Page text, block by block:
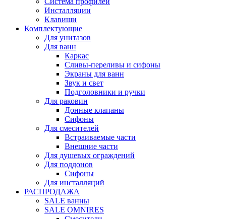
Инсталляции
Клавиши
Комплектующие
Для унитазов
Для ванн
Каркас
Сливы-переливы и сифоны
Экраны для ванн
Звук и свет
Подголовники и ручки
Для раковин
Донные клапаны
Сифоны
Для смесителей
Встраиваемые части
Внешние части
Для душевых ограждений
Для поддонов
Сифоны
Для инсталляций
РАСПРОДАЖА
SALE ванны
SALE OMNIRES